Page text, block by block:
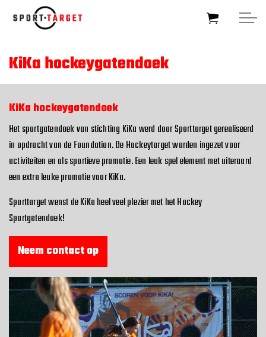
SOCCERTARGET
HOCKEYTARGET
BUSINESSTARGET
FOUNDATIONTARGET
REFERENTIES
VEILIGHEID
KiKa hockeygatendoek
KiKa hockeygatendoek
Het sportgatendoek van stichting KiKa werd door Sporttarget gerealiseerd
in opdracht van de Foundation. De Hockeytarget worden ingezet voor
activiteiten en als sportieve promotie. Een leuk spel element met uiteraard
een extra leuke promotie voor KiKa.
Sporttarget wenst de KiKa heel veel plezier met het Hockey
Sportgatendoek!
Neem contact op